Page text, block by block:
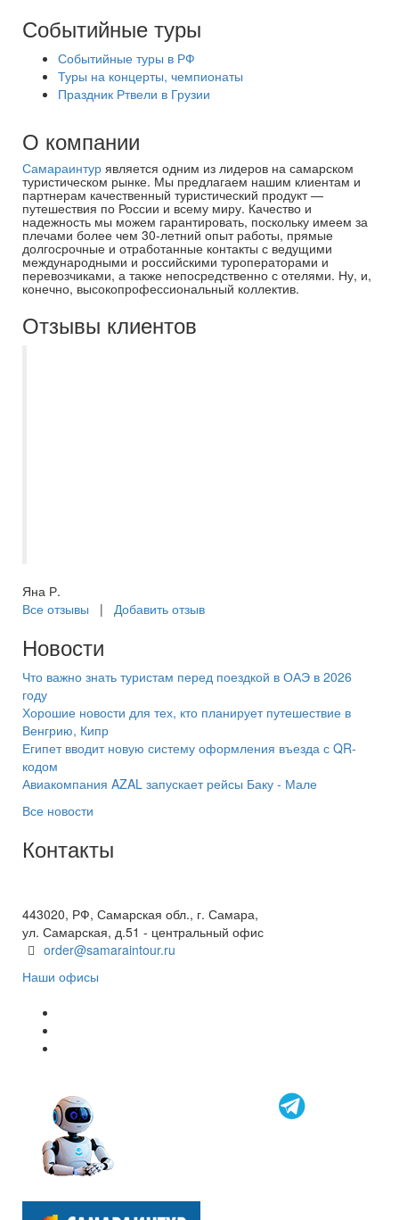
Событийные туры
Событийные туры в РФ
Туры на концерты, чемпионаты
Праздник Ртвели в Грузии
О компании
Самараинтур является одним из лидеров на самарском
туристическом рынке. Мы предлагаем нашим клиентам и
партнерам качественный туристический продукт —
путешествия по России и всему миру. Качество и
надежность мы можем гарантировать, поскольку имеем за
плечами более чем 30-летний опыт работы, прямые
долгосрочные и отработанные контакты с ведущими
международными и российскими туроператорами и
перевозчиками, а также непосредственно с отелями. Ну, и,
конечно, высокопрофессиональный коллектив.
Отзывы клиентов
Яна Р.
Все отзывы | Добавить отзыв
Новости
Что важно знать туристам перед поездкой в ОАЭ в 2026
году
Хорошие новости для тех, кто планирует путешествие в
Венгрию, Кипр
Египет вводит новую систему оформления въезда с QR-
кодом
Авиакомпания AZAL запускает рейсы Баку - Мале
Все новости
Контакты
443020, РФ, Самарская обл., г. Самара,
ул. Самарская, д.51 - центральный офис
order@samaraintour.ru
Наши офисы